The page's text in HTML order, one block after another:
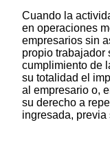
Cuando la
en operaciones
empresarios sin
propio trabajador
cumplimiento de
su totalidad el
al empresario o,
su derecho a
ingresada,